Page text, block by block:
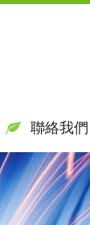
聯絡我們